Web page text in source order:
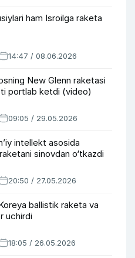
ham Isroilga raketa
14:47 / 08.06.2026
New Glenn raketasi
portlab ketdi (video)
09:05 / 29.05.2026
intellekt asosida
sinovdan o‘tkazdi
20:50 / 27.05.2026
ballistik raketa va
uchirdi
18:05 / 26.05.2026